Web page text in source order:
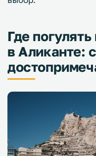
Где
в Аликанте: